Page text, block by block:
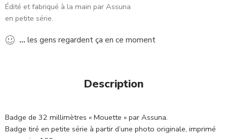
Édité et fabriqué à la main par Assuna
en petite série.
... les gens regardent ça en ce moment
Description
Badge de 32 millimètres « Mouette » par Assuna.
Badge tiré en petite série à partir d’une photo originale, imprimé